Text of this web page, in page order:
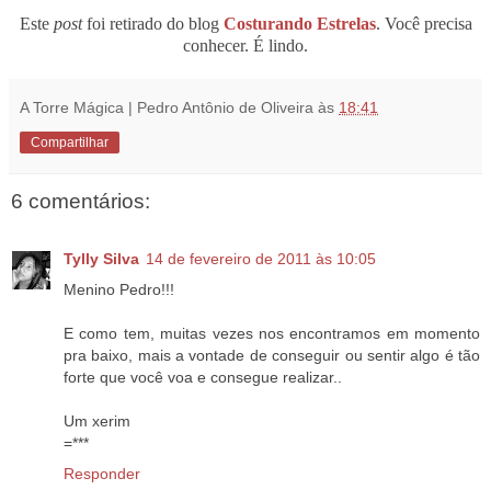
Este postfoi retirado do blog Costurando Estrelas. Você precisa
conhecer. É lindo.
A Torre Mágica | Pedro Antônio de Oliveira às 18:41
Compartilhar
6 comentários:
Tylly Silva 14 de fevereiro de 2011 às 10:05
Menino Pedro!!!
E como tem, muitas vezes nos encontramos em momento
pra baixo, mais a vontade de conseguir ou sentir algo é tão
forte que você voa e consegue realizar..
Um xerim
=***
Responder